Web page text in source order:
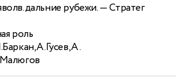
рубежи.— Стратег
роль
.